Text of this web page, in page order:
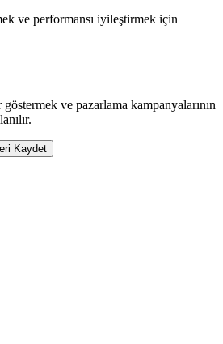
ve performansı iyileştirmek için
ve pazarlama kampanyalarının
Kaydet